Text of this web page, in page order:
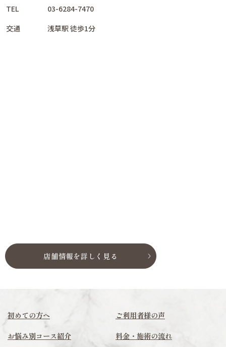
TEL
03-6284-7470
交通
浅草駅 徒歩1分
店舗情報を詳しく見る
初めての方へ ご利用者様の声
お悩み別コース紹介 料金・施術の流れ